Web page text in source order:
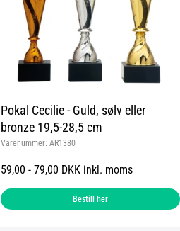
Pokal Cecilie - Guld, sølv eller
bronze 19,5-28,5 cm
Varenummer: AR1380
59,00 - 79,00 DKK inkl. moms
Bestill her